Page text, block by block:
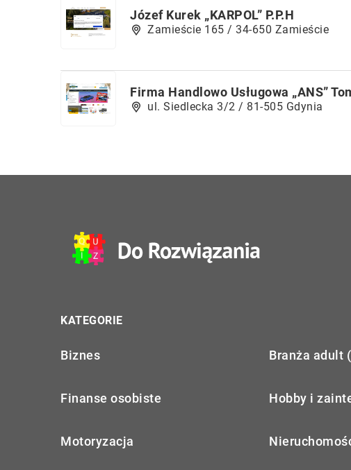
Józef Kurek „KARPOL” P.P.H
Zamieście 165 / 34-650 Zamieście
Firma Handlowo Usługowa „ANS”
ul. Siedlecka 3/2 / 81-505 Gdynia
KATEGORIE
Biznes Branża adult
Finanse osobiste Hobby i
Motoryzacja